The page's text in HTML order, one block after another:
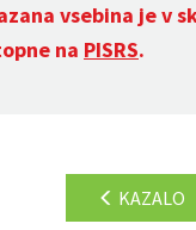
vsebina je v
na PISRS.
KAZALO